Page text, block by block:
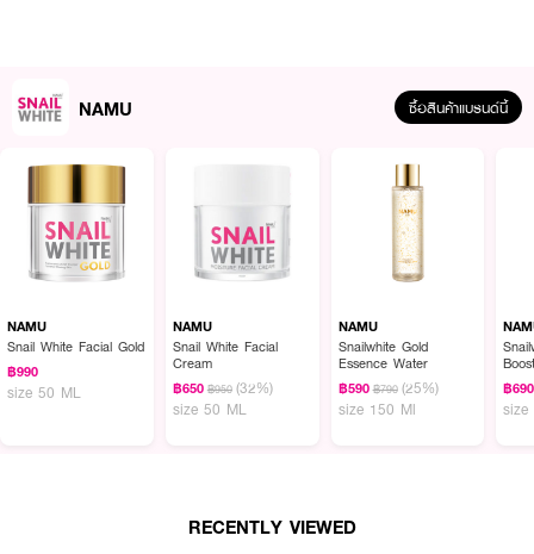
● เลขจดแจ้ง: 14-1-6700026800
● ทาให้ทั่วใบหน้าและลำคอหลังล้างหน้าเป็นประจำ เช้า-เย็น
SNAILWHITE SIGNATURE 💧
NAMU ซื้อสินค้าแบรนด์นี้
NAMU
Snail White Facial Gold
฿990
size 50 ML
NAMU
Snail White Facial
Cream
฿650 ฿950 (32%)
size 50 ML
NAMU
Snailwhite Gold
Essence Water
฿590 ฿790 (25%)
size 150 Ml
฿690
size
RECENTLY VIEWED